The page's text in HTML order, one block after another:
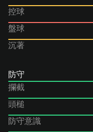
控球
盤球
沉著
防守
攔截
頭槌
防守意識